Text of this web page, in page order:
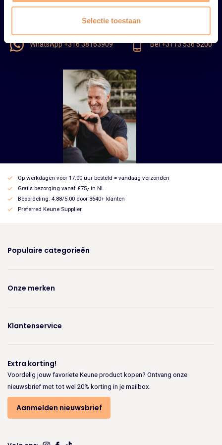
Selectie toestaan
Mail info@hardyskeuze.nl
WhatsApp +316 38163909 Bel +3113 536 5200
Op werkdagen voor 17.00 uur besteld = vandaag verzonden
Gratis bezorging vanaf €75,- in NL
Beoordeling: 4.88/5.00 door 3640+ klanten
Preferred Keune Supplier
Populaire categorieën
Onze merken
Klantenservice
Extra korting!
Voordelig jouw favoriete Keune product kopen? Ontvang onze
nieuwsbrief met tot wel 20% korting in je mailbox.
Aanmelden nieuwsbrief